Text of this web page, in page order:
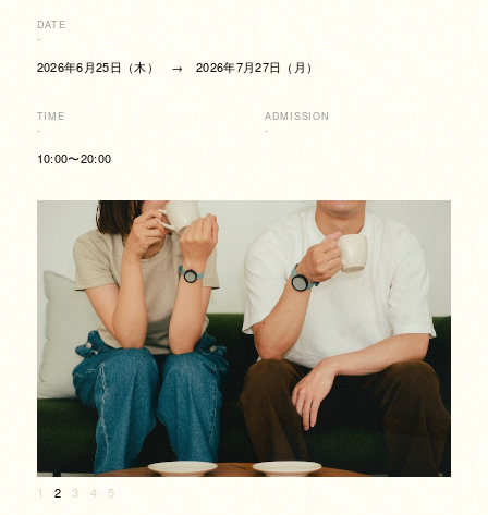
DATE
-
2026年6月25日（木） → 2026年7月27日（月）
TIME
-
10:00〜20:00
ADMISSION
-
1 2 3 4 5